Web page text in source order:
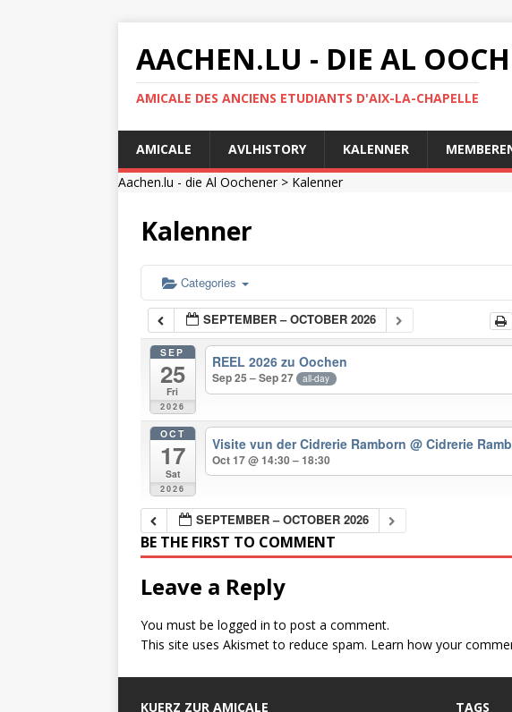
AACHEN.LU - DIE AL
AMICALE DES ANCIENS ETUDIANTS D'AIX-LA-CHAPELLE
AMICALE AVLHISTORY KALENNER
Aachen.lu - die Al Oochener> Kalenner
Kalenner
Categories
SEPTEMBER – OCTOBER 2026
SEP
25
Fri
2026
REEL 2026 zu Oochen
Sep 25 – Sep 27 all-day
OCT
17
Sat
2026
Visite vun der Cidrerie Ramborn@ Cidrerie
Oct 17 @ 14:30 – 18:30
SEPTEMBER – OCTOBER 2026
BE THE FIRST TO COMMENT
Leave a Reply
You must be logged in to post a comment.
This site uses Akismet to reduce spam. Learn how your
KUERZ ZUR AMICALE TAGS